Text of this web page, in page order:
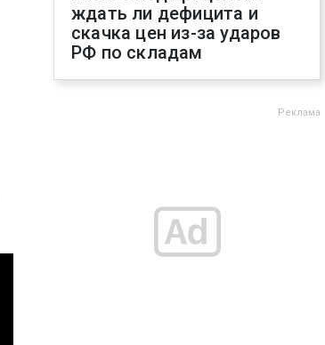
ждать ли дефицита и
скачка цен из-за ударов
РФ по складам